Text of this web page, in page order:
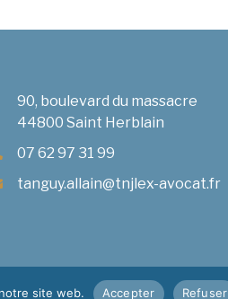
90, boulevard du massacre
44800 Saint Herblain
07 62 97 31 99
tanguy.allain@tnjlex-avocat.fr
site web. Accepter Refuser